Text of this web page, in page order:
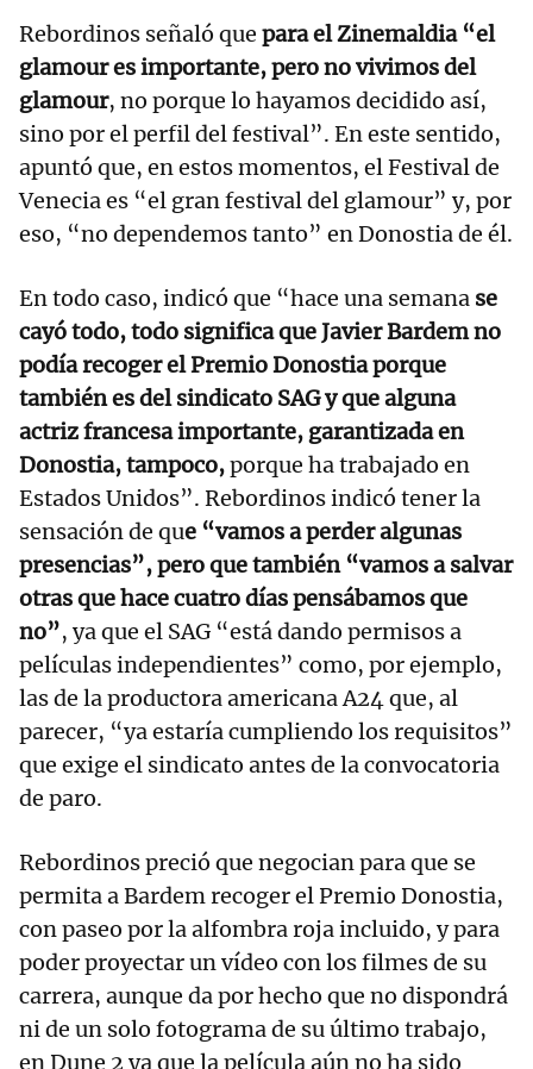
Rebordinos señaló que para el Zinemaldia “el
glamour es importante, pero no vivimos del
glamour, no porque lo hayamos decidido así,
sino por el perfil del festival”. En este sentido,
apuntó que, en estos momentos, el Festival de
Venecia es “el gran festival del glamour” y, por
eso, “no dependemos tanto” en Donostia de él.
En todo caso, indicó que “hace una semana se
cayó todo, todo significa que Javier Bardem no
podía recoger el Premio Donostia porque
también es del sindicato SAG y que alguna
actriz francesa importante, garantizada en
Donostia, tampoco,porque ha trabajado en
Estados Unidos”. Rebordinos indicó tener la
sensación de que “vamos a perder algunas
presencias”, pero que también “vamos a salvar
otras que hace cuatro días pensábamos que
no”, ya que el SAG “está dando permisos a
películas independientes” como, por ejemplo,
las de la productora americana A24 que, al
parecer, “ya estaría cumpliendo los requisitos”
que exige el sindicato antes de la convocatoria
de paro.
Rebordinos preció que negocian para que se
permita a Bardem recoger el Premio Donostia,
con paseo por la alfombra roja incluido, y para
poder proyectar un vídeo con los filmes de su
carrera, aunque da por hecho que no dispondrá
ni de un solo fotograma de su último trabajo,
en Dune 2 ya que la película aún no ha sido